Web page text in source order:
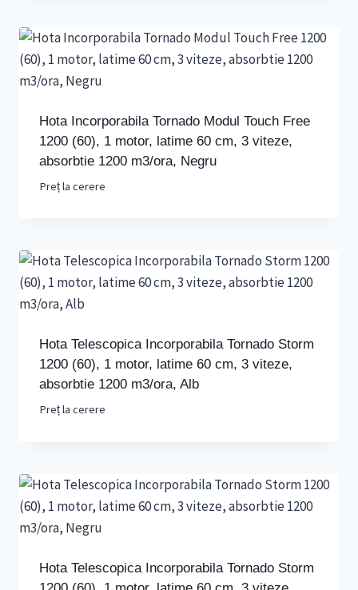
Hota Incorporabila Tornado Modul Touch Free
1200 (60), 1 motor, latime 60 cm, 3 viteze,
absorbtie 1200 m3/ora, Negru
Preț la cerere
Hota Telescopica Incorporabila Tornado Storm
1200 (60), 1 motor, latime 60 cm, 3 viteze,
absorbtie 1200 m3/ora, Alb
Preț la cerere
Hota Telescopica Incorporabila Tornado Storm